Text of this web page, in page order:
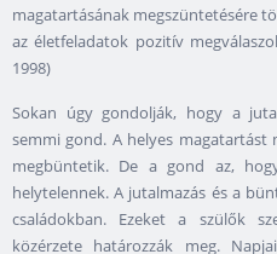
magatartásának megszüntetésére
az életfeladatok pozitív
1998)
Sokan úgy gondolják, hogy a
semmi gond. A helyes magatartást
megbüntetik. De a gond az,
helytelennek. A jutalmazás és a
családokban. Ezeket a szülők
közérzete határozzák meg.